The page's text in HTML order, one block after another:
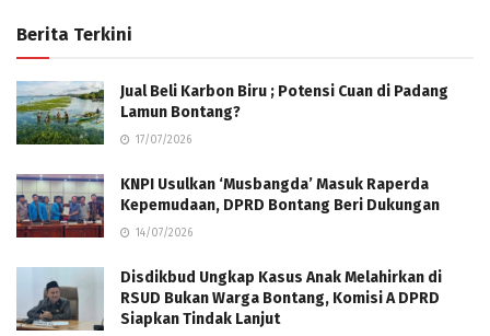
Berita Terkini
Jual Beli Karbon Biru ; Potensi Cuan di Padang
Lamun Bontang?
17/07/2026
KNPI Usulkan ‘Musbangda’ Masuk Raperda
Kepemudaan, DPRD Bontang Beri Dukungan
14/07/2026
Disdikbud Ungkap Kasus Anak Melahirkan di
RSUD Bukan Warga Bontang, Komisi A DPRD
Siapkan Tindak Lanjut